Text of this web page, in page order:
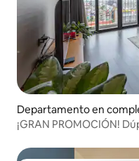
Departamento en
y Hồ
¡GRAN PROMOCIÓN!